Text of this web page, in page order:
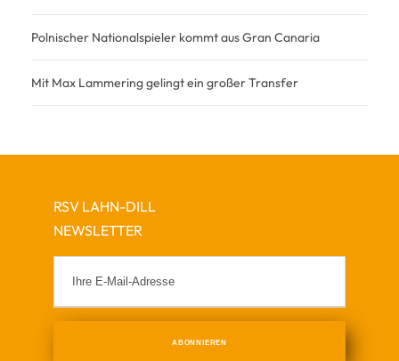
Polnischer Nationalspieler kommt aus Gran Canaria
Mit Max Lammering gelingt ein großer Transfer
RSV LAHN-DILL
NEWSLETTER